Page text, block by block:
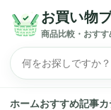
お買い物
商品比較・おすす
ホームおすすめ記事